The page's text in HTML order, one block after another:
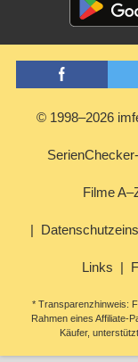
© 1998–2026
Filme
Links
* Transparenzhinweis:
Rahmen eines Affiliate-
Käufer,